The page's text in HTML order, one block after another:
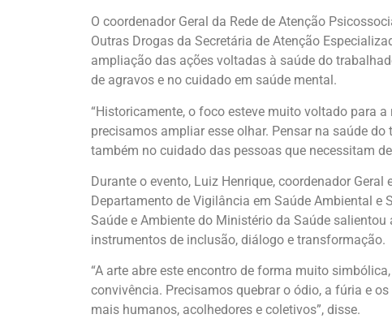
O coordenador Geral da Rede de Atenção
Outras Drogas da Secretária de Atenção
ampliação das ações voltadas à saúde do
de agravos e no cuidado em saúde mental.
“Historicamente, o foco esteve muito voltado para
precisamos ampliar esse olhar. Pensar na saúde
também no cuidado das pessoas que necessitam
Durante o evento, Luiz Henrique, coordenador
Departamento de Vigilância em Saúde Ambiental e
Saúde e Ambiente do Ministério da Saúde
instrumentos de inclusão, diálogo e transformação.
“A arte abre este encontro de forma muito
convivência. Precisamos quebrar o ódio, a fúria e
mais humanos, acolhedores e coletivos”, disse.